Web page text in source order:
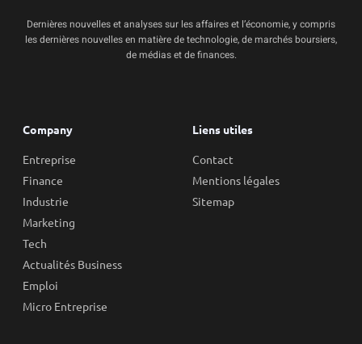
Dernières nouvelles et analyses sur les affaires et l’économie, y compris
les dernières nouvelles en matière de technologie, de marchés boursiers,
de médias et de finances.
Company
Entreprise
Finance
Industrie
Marketing
Tech
Actualités Business
Emploi
Micro Entreprise
Liens utiles
Contact
Mentions légales
Sitemap